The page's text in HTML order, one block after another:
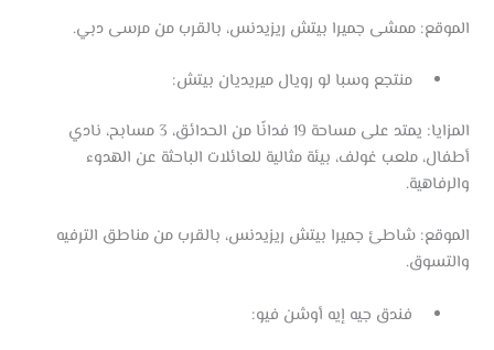
الموقع: ممشى جميرا بيتش ريزيدنس، بالقرب من مرسى دبي.
منتجع وسبا لو رويال ميريديان بيتش:
المزايا: يمتد على مساحة 19 فدانًا من الحدائق، 3 مسابح، نادي
أطفال، ملعب غولف، بيئة مثالية للعائلات الباحثة عن الهدوء
والرفاهية.
الموقع: شاطئ جميرا بيتش ريزيدنس، بالقرب من مناطق الترفيه
والتسوق.
فندق جيه إيه أوشن فيو: